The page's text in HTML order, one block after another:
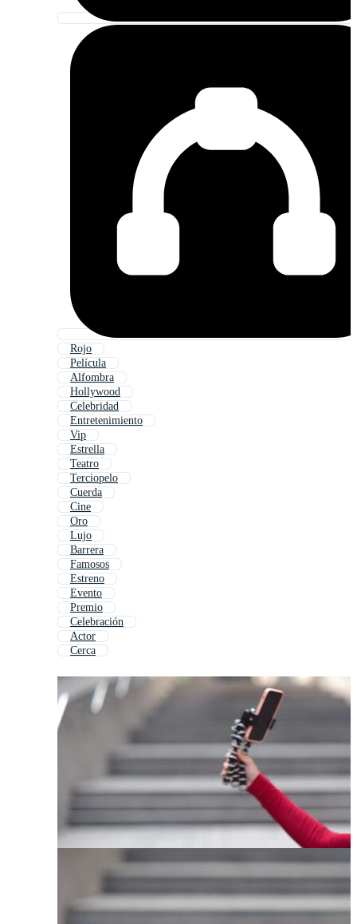
Rojo
Película
Alfombra
Hollywood
Celebridad
Entretenimiento
Vip
Estrella
Teatro
Terciopelo
Cuerda
Cine
Oro
Lujo
Barrera
Famosos
Estreno
Evento
Premio
Celebración
Actor
Cerca